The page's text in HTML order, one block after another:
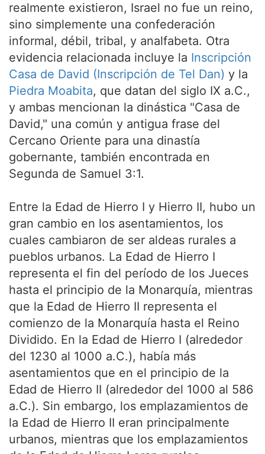
realmente existieron, Israel no fue un reino,
sino simplemente una confederación
informal, débil, tribal, y analfabeta. Otra
evidencia relacionada incluye la Inscripción
Casa de David (Inscripción de Tel Dan) y la
Piedra Moabita, que datan del siglo IX a.C.,
y ambas mencionan la dinástica "Casa de
David," una común y antigua frase del
Cercano Oriente para una dinastía
gobernante, también encontrada en
Segunda de Samuel 3:1.
Entre la Edad de Hierro I y Hierro II, hubo un
gran cambio en los asentamientos, los
cuales cambiaron de ser aldeas rurales a
pueblos urbanos. La Edad de Hierro I
representa el fin del período de los Jueces
hasta el principio de la Monarquía, mientras
que la Edad de Hierro II representa el
comienzo de la Monarquía hasta el Reino
Dividido. En la Edad de Hierro I (alrededor
del 1230 al 1000 a.C.), había más
asentamientos que en el principio de la
Edad de Hierro II (alrededor del 1000 al 586
a.C.). Sin embargo, los emplazamientos de
la Edad de Hierro II eran principalmente
urbanos, mientras que los emplazamientos